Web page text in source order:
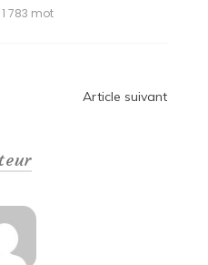
1 783 mot
Article suivant